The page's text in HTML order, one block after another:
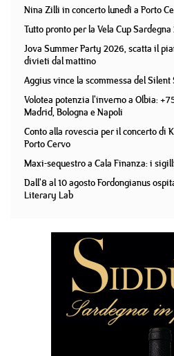
Nina Zilli in concerto lunedì a Porto
Tutto pronto per la Vela Cup
Jova Summer Party 2026, scatta il
divieti dal mattino
Aggius vince la scommessa del
Volotea potenzia l'inverno a Olbia:
Madrid, Bologna e Napoli
Conto alla rovescia per il concerto di
Porto Cervo
Maxi-sequestro a Cala Finanza: i
Dall'8 al 10 agosto Fordongianus
Literary Lab